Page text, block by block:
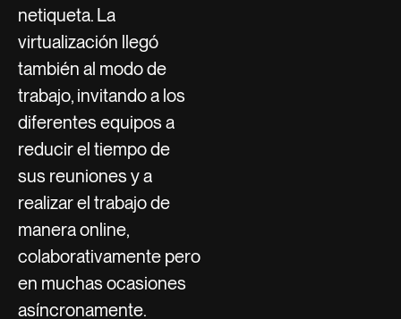
netiqueta. La
virtualización llegó
también al modo de
trabajo, invitando a los
diferentes equipos a
reducir el tiempo de
sus reuniones y a
realizar el trabajo de
manera online,
colaborativamente pero
en muchas ocasiones
asíncronamente.